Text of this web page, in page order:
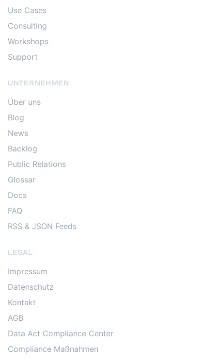
Use Cases
Consulting
Workshops
Support
UNTERNEHMEN
Über uns
Blog
News
Backlog
Public Relations
Glossar
Docs
FAQ
RSS & JSON Feeds
LEGAL
Impressum
Datenschutz
Kontakt
AGB
Data Act Compliance Center
Compliance Maßnahmen